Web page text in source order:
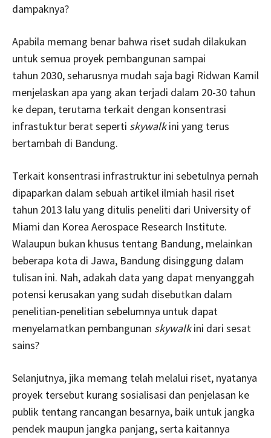
dampaknya?
Apabila memang benar bahwa riset sudah dilakukan
untuk semua proyek pembangunan sampai
tahun 2030, seharusnya mudah saja bagi Ridwan Kamil
menjelaskan apa yang akan terjadi dalam 20-30 tahun
ke depan, terutama terkait dengan konsentrasi
infrastuktur berat seperti skywalkini yang terus
bertambah di Bandung.
Terkait konsentrasi infrastruktur ini sebetulnya pernah
dipaparkan dalam sebuah artikel ilmiah hasil riset
tahun 2013 lalu yang ditulis peneliti dari University of
Miami dan Korea Aerospace Research Institute.
Walaupun bukan khusus tentang Bandung, melainkan
beberapa kota di Jawa, Bandung disinggung dalam
tulisan ini. Nah, adakah data yang dapat menyanggah
potensi kerusakan yang sudah disebutkan dalam
penelitian-penelitian sebelumnya untuk dapat
menyelamatkan pembangunan skywalkini dari sesat
sains?
Selanjutnya, jika memang telah melalui riset, nyatanya
proyek tersebut kurang sosialisasi dan penjelasan ke
publik tentang rancangan besarnya, baik untuk jangka
pendek maupun jangka panjang, serta kaitannya